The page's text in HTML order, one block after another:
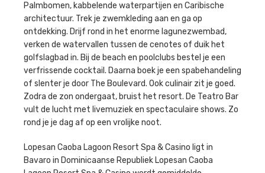
Palmbomen, kabbelende waterpartijen en Caribische
architectuur. Trek je zwemkleding aan en ga op
ontdekking. Drijf rond in het enorme lagunezwembad,
verken de watervallen tussen de cenotes of duik het
golfslagbad in. Bij de beach en poolclubs bestel je een
verfrissende cocktail. Daarna boek je een spabehandeling
of slenter je door The Boulevard. Ook culinair zit je goed.
Zodra de zon ondergaat, bruist het resort. De Teatro Bar
vult de lucht met livemuziek en spectaculaire shows. Zo
rond je je dag af op een vrolijke noot.
Lopesan Caoba Lagoon Resort Spa & Casino ligt in
Bavaro in Dominicaanse Republiek Lopesan Caoba